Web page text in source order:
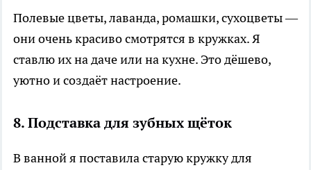
Полевые цветы, лаванда, ромашки, сухоцветы —
они очень красиво смотрятся в кружках. Я
ставлю их на даче или на кухне. Это дёшево,
уютно и создаёт настроение.
8. Подставка для зубных щёток
В ванной я поставила старую кружку для